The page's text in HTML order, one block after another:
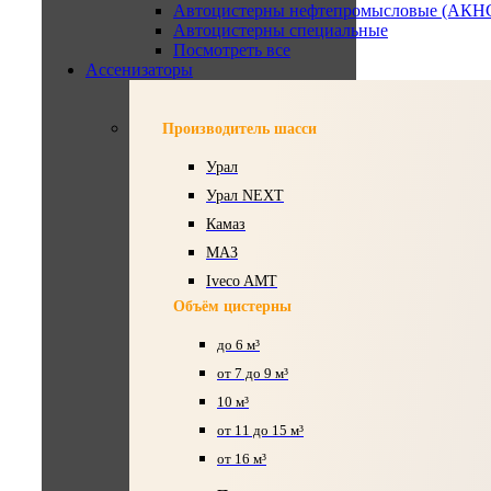
Автоцистерны нефтепромысловые
Автоцистерны специальные
Посмотреть все
Ассенизаторы
Производитель шасси
Урал
Урал NEXT
Камаз
МАЗ
Iveco AMT
Объём цистерны
до 6 м³
от 7 до 9 м³
10 м³
от 11 до 15 м³
от 16 м³